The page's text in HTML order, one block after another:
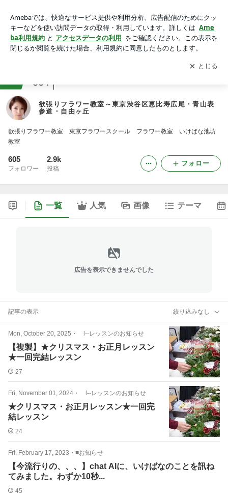
由ヶ丘
アプリをダウンロードして ブログの更新通知
を受け取りまし
ょう。
開く
834
欲張りフラワー教室～東京渋谷区恵比寿広尾・青山表
参道・自由ヶ丘
欲張りフラワー教室 東京フラワースクール フラワー教室 いけばな池坊
教室
605
フォロワー
2.9k
投稿
フォロー
一覧 人気 画像 テーマ
広告を表示できませんでした
記事の表示 絞り込みなし
Mon, October 20, 2025 ・ l--レッスンのお知らせ
【複製】★クリスマス・お正月レッスン
★一回完結レッスン
27
Fri, November 01, 2024 ・ l--レッスンのお知らせ
★クリスマス・お正月レッスン★一回完
結レッスン
24
Fri, February 17, 2023 ・ ■お知らせ
【今流行りの、、、】chat AIに、いけばなのことを訊ね
てみました。わずか10秒...
45